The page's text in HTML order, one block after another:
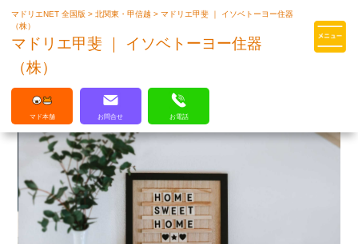
マドリエはLIXILの厳しい基準を
マドリエNET 全国版>北関東・甲信越>マドリエ甲斐 ｜ イソベトーヨー住器
（株）
マドリエ甲斐 ｜ イソベトーヨー住器
（株）
マド本舗 お問合せ お電話